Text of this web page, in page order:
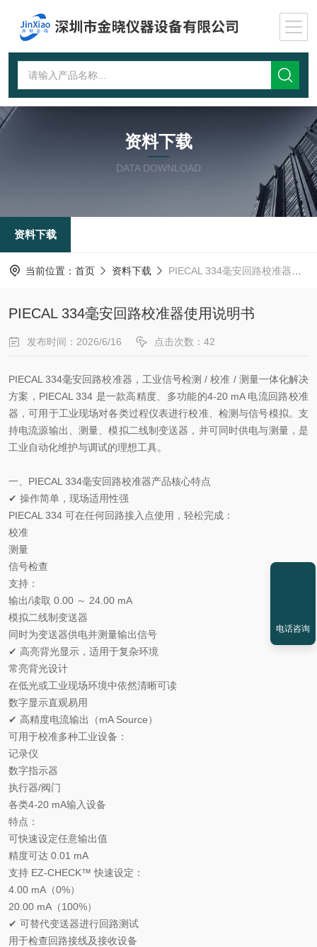
资料下载
DATA DOWNLOAD
资料下载
当前位置： 首页 资料下载 PIECAL 334毫安回路校准器使用说明书
PIECAL 334毫安回路校准器使用说明书
发布时间：2026/6/16 点击次数：42
PIECAL 334毫安回路校准器，工业信号检测 / 校准 / 测量一体化解决
方案，PIECAL 334 是一款高精度、多功能的4-20 mA 电流回路校准
器，可用于工业现场对各类过程仪表进行校准、检测与信号模拟。支
持电流源输出、测量、模拟二线制变送器，并可同时供电与测量，是
工业自动化维护与调试的理想工具。
一、PIECAL 334毫安回路校准器产品核心特点
✔ 操作简单，现场适用性强
PIECAL 334 可在任何回路接入点使用，轻松完成：
校准
测量
信号检查
支持：
输出/读取 0.00 ～ 24.00 mA
模拟二线制变送器
同时为变送器供电并测量输出信号
✔ 高亮背光显示，适用于复杂环境
常亮背光设计
在低光或工业现场环境中依然清晰可读
数字显示直观易用
✔ 高精度电流输出（mA Source）
可用于校准多种工业设备：
记录仪
数字指示器
执行器/阀门
各类4-20 mA输入设备
特点：
可快速设定任意输出值
精度可达 0.01 mA
支持 EZ-CHECK™ 快速设定：
4.00 mA（0%）
20.00 mA（100%）
✔ 可替代变送器进行回路测试
用于检查回路接线及接收设备
电话咨询